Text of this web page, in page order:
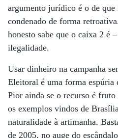
argumento jurídico é o de que
condenado de forma
honesto sabe que o caixa 2 é
ilegalidade.
Usar dinheiro na campanha
Eleitoral é uma forma espúria
Pior ainda se o recurso é
os exemplos vindos de
naturalidade à artimanha.
de 2005, no auge do